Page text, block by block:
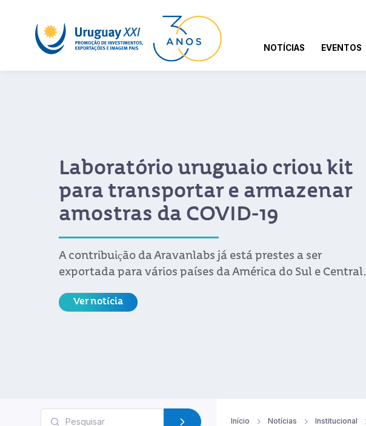
NOTÍCIAS EVENTOS
Laboratório uruguaio criou kit
para transportar e armazenar
amostras da COVID-19
A contribuição da Aravanlabs já está prestes a ser
exportada para vários países da América do Sul e Central.
Ver notícia
Início Notícias Institucional